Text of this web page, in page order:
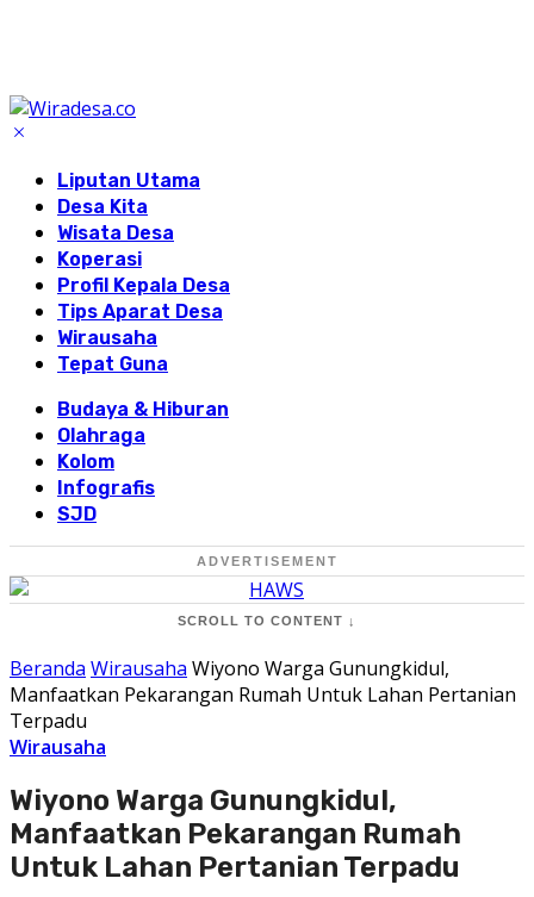
Liputan Utama
Desa Kita
Wisata Desa
Koperasi
Profil Kepala Desa
Tips Aparat Desa
Wirausaha
Tepat Guna
Budaya & Hiburan
Olahraga
Kolom
Infografis
SJD
ADVERTISEMENT
SCROLL TO CONTENT ↓
Beranda Wirausaha Wiyono Warga Gunungkidul,
Manfaatkan Pekarangan Rumah Untuk Lahan Pertanian
Terpadu
Wirausaha
Wiyono Warga Gunungkidul,
Manfaatkan Pekarangan Rumah
Untuk Lahan Pertanian Terpadu